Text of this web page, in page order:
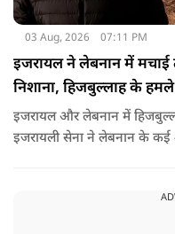
03 Aug, 2026 07:11 PM
इजरायल ने लेबनान में मचाई
निशाना, हिजबुल्लाह के
इजरायल और लेबनान में
इजरायली सेना ने लेबनान के कई